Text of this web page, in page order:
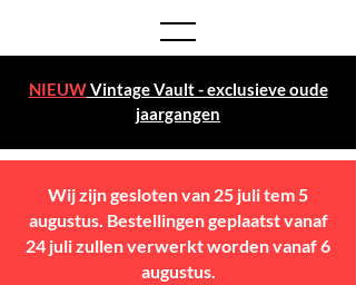
NIEUWVintage Vault - exclusieve oude
jaargangen
Wij zijn gesloten van 25 juli tem 5
augustus. Bestellingen geplaatst vanaf
24 juli zullen verwerkt worden vanaf 6
augustus.